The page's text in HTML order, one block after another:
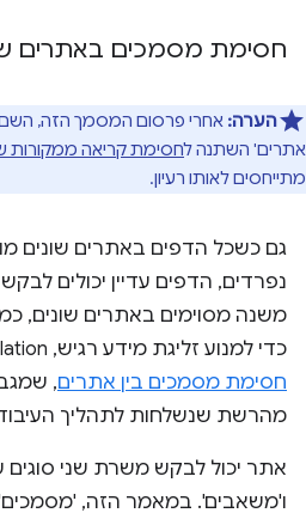
חסימת מסמכים באתרים
הערה: אחרי פרסום המסמך הזה,
אתרים' השתנה לחסימת קריאה ממקורות
מתייחסים לאותו רעיון.
גם כשכל הדפים באתרים שונים
נפרדים, הדפים עדיין יכולים
כדי למנוע זליגת מידע רגיש, Site Isolation כולל את התכונה
חסימת מסמכים בין אתרים,
מהרשת שנשלחות לתהליך
אתר יכול לבקש משרת שני סוגים